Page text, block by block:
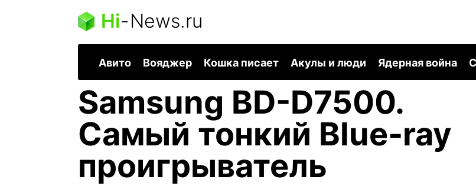
Hi-News.ru
Авито Вояджер Кошка писает Акулы и люди Ядерная война
Samsung BD-D7500.
Самый тонкий Blue-ray
проигрыватель